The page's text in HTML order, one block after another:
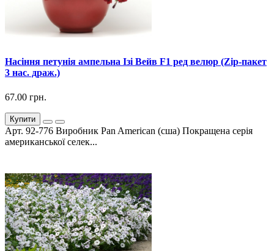
Насіння петунія ампельна Ізі Вейв F1 ред велюр (Zip-пакет
3 нас. драж.)
67.00 грн.
Купити
Арт. 92-776 Виробник Pan American (сша) Покращена серія
американської селек...